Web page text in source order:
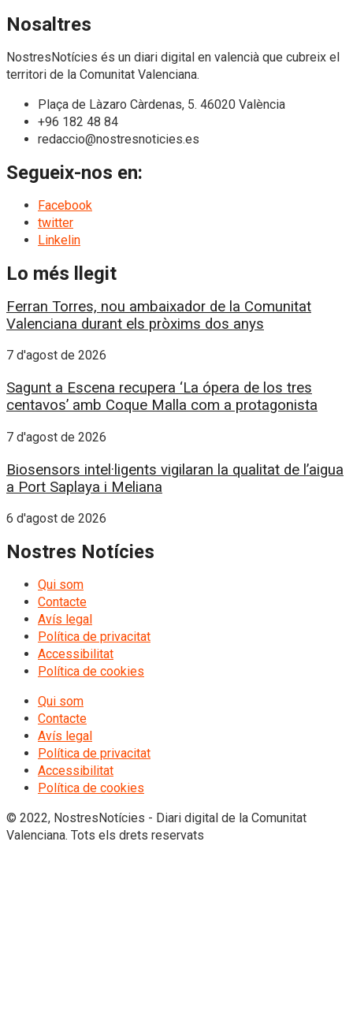
Nosaltres
NostresNotícies és un diari digital en valencià que cubreix el
territori de la Comunitat Valenciana.
Plaça de Làzaro Càrdenas, 5. 46020 València
+96 182 48 84
redaccio@nostresnoticies.es
Segueix-nos en:
Facebook
twitter
Linkelin
Lo més llegit
Ferran Torres, nou ambaixador de la Comunitat
Valenciana durant els pròxims dos anys
7 d'agost de 2026
Sagunt a Escena recupera ‘La ópera de los tres
centavos’ amb Coque Malla com a protagonista
7 d'agost de 2026
Biosensors intel·ligents vigilaran la qualitat de l’aigua
a Port Saplaya i Meliana
6 d'agost de 2026
Nostres Notícies
Qui som
Contacte
Avís legal
Política de privacitat
Accessibilitat
Política de cookies
Qui som
Contacte
Avís legal
Política de privacitat
Accessibilitat
Política de cookies
© 2022, NostresNotícies - Diari digital de la Comunitat
Valenciana. Tots els drets reservats